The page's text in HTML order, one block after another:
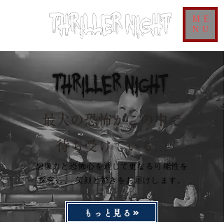
ME
NU
最大の恐怖がこの中で
待ち受けている…
想像力と恐怖心を通じて更なる可能性を
探究し、 笑顔と驚きをお届けします。
もっと見る